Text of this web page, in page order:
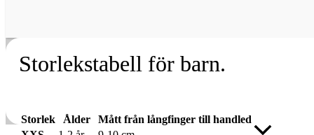
Storlekstabell för barn.
Storlek Ålder
Mått från långfinger till handled